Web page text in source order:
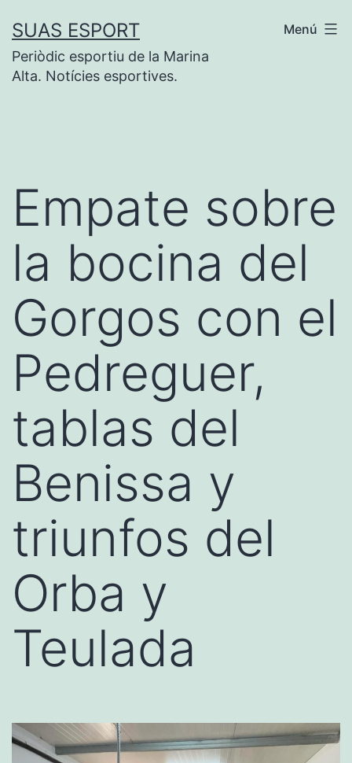
contenido
SUAS ESPORT
Periòdic esportiu de la Marina
Alta. Notícies esportives.
Menú
Empate sobre
la bocina del
Gorgos con el
Pedreguer,
tablas del
Benissa y
triunfos del
Orba y
Teulada